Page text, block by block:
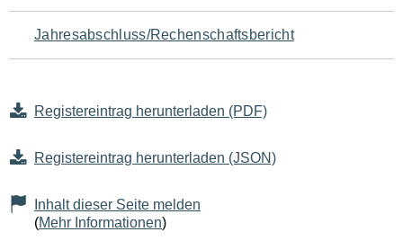
Jahresabschluss/Rechenschaftsbericht
Registereintrag herunterladen (PDF)
Registereintrag herunterladen (JSON)
Inhalt dieser Seite melden
(Mehr Informationen)